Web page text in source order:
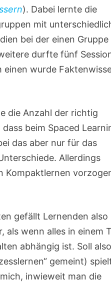
). Dabei lernte die
mit
bei der einen Gruppe
durfte fünf
einen wurde
die Anzahl der richtig
beim Spaced
das aber nur für das
Allerdings
Kompaktlernen
gefällt Lernenden also
als wenn alles in einem
abhängig ist. Soll also
gemeint)
inwieweit man die